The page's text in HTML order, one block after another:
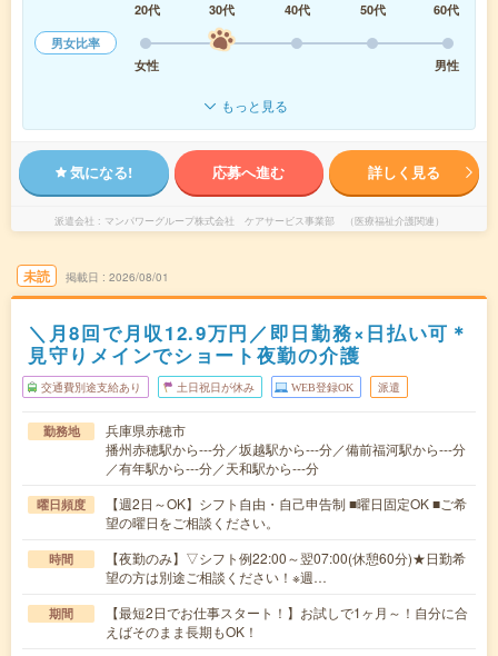
20代
30代 40代 50代
60代
男女比率
女性
男性
もっと見る
気になる! 応募へ進む 詳しく見る
派遣会社 マンパワーグループ株式会社 ケアサービス事業部 （医療福祉介護関連）
未読 掲載日 2026/08/01
＼月8回で月収12.9万円／即日勤務×日払い可＊
見守りメインでショート夜勤の介護
交通費別途支給あり 土日祝日が休み WEB登録OK 派遣
勤務地
兵庫県赤穂市
播州赤穂駅から---分／坂越駅から---分／備前福河駅から---分
／有年駅から---分／天和駅から---分
曜日頻度
【週2日～OK】シフト自由・自己申告制 ■曜日固定OK ■ご希
望の曜日をご相談ください。
時間
【夜勤のみ】▽シフト例22:00～翌07:00(休憩60分)★日勤希
望の方は別途ご相談ください！※週…
期間
【最短2日でお仕事スタート！】お試しで1ヶ月～！自分に合
えばそのまま長期もOK！